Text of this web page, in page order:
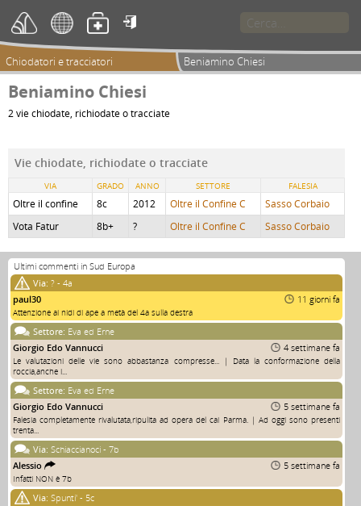

Chiodatori e tracciatori Beniamino Chiesi
Beniamino Chiesi
2 vie chiodate, richiodate o tracciate
Vie chiodate, richiodate o tracciate
VIA GRADO ANNO SETTORE FALESIA
Oltre il confine 8c 2012 Oltre il Confine C
Sasso Corbaio
Vota Fatur
8b+ ? Oltre il Confine C Sasso Corbaio
Ultimi commenti in Sud Europa
Via: ? - 4a
paul30
11 giorni fa
Attenzione ai nidi di ape a metà del 4a sulla destra
Settore: Eva ed Erne
Giorgio Edo Vannucci
4 settimane fa
Le valutazioni delle vie sono abbastanza compresse... | Data la conformazione della
roccia,anche i...
Settore: Eva ed Erne
Giorgio Edo Vannucci
5 settimane fa
Falesia completamente rivalutata,ripulita ad opera del cai Parma. | Ad oggi sono presenti
trenta...
Via: Schiaccianoci - 7b
Alessio
5 settimane fa
Infatti NON è 7b
Via: Spunti' - 5c